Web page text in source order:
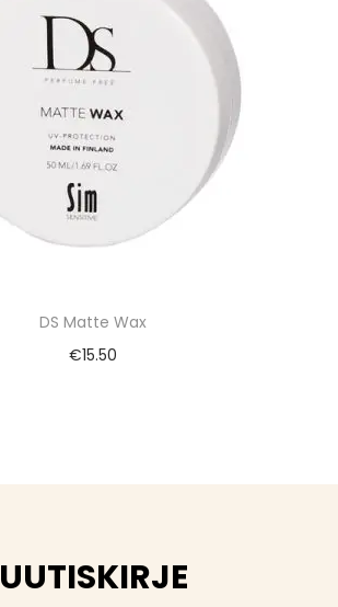
DS Matte Wax
€15.50
UUTISKIRJE